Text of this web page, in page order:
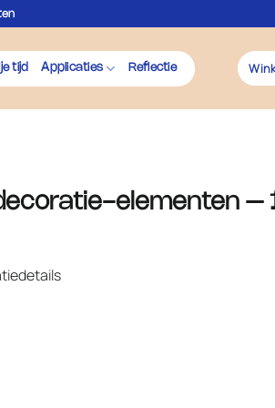
tijd Applicaties Reflectie
elementen